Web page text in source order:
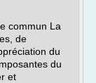
commun La
de
du
du
et